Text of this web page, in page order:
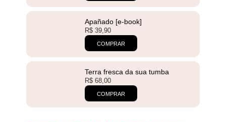
Apañado [e-book]
R$39,90
COMPRAR
Terra fresca da sua tumba
R$68,00
COMPRAR